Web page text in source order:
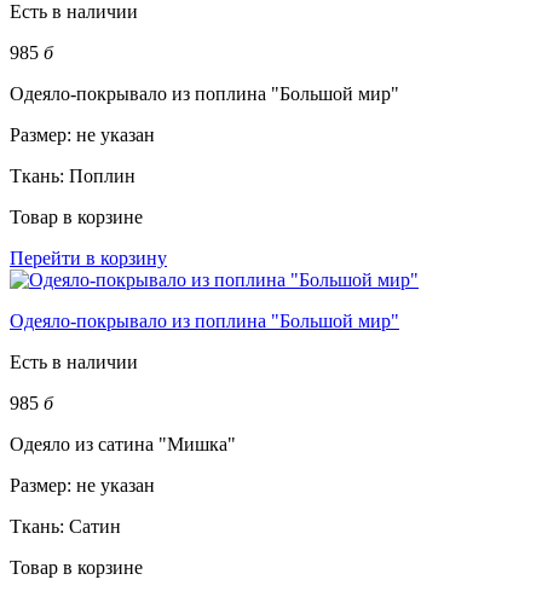
Есть в наличии
985 б
Одеяло-покрывало из поплина "Большой мир"
Размер: не указан
Ткань: Поплин
Товар в корзине
Перейти в корзину
Одеяло-покрывало из поплина "Большой мир"
Есть в наличии
985 б
Одеяло из сатина "Мишка"
Размер: не указан
Ткань: Сатин
Товар в корзине